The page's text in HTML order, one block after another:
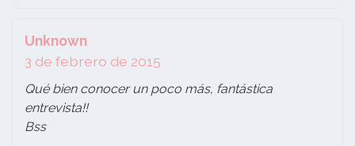
Unknown
3 de febrero de 2015
Qué bien conocer un poco más, fantástica
entrevista!!
Bss